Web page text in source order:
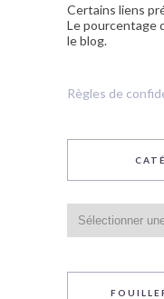
Certains liens
Le pourcentage
le blog.
Règles de
du
blog